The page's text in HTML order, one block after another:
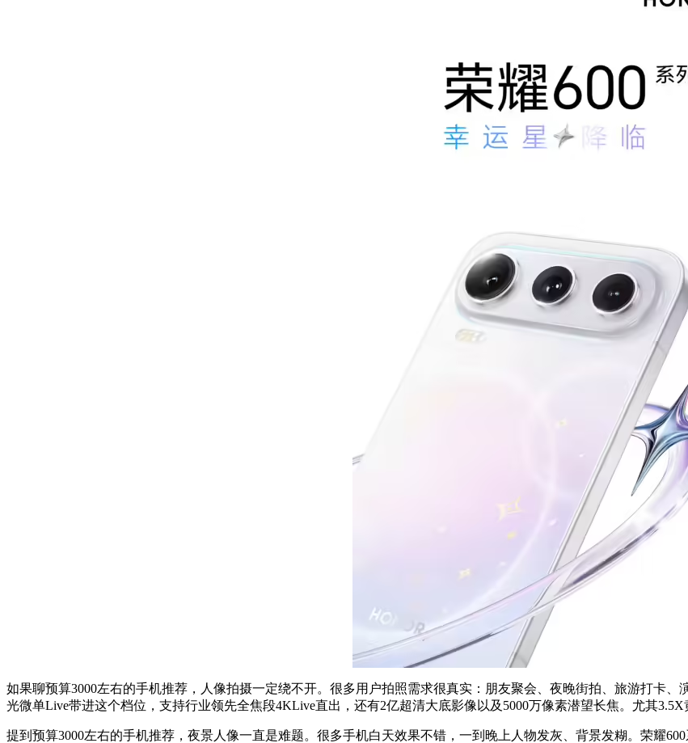
如果聊预算3000左右的手机推荐，人像拍摄一定绕不开。很多用户拍照需求很真实：朋友聚会、夜晚街拍、旅游打卡
光微单Live带进这个档位，支持行业领先全焦段4KLive直出，还有2亿超清大底影像以及5000万像素潜望长焦。尤其
提到预算3000左右的手机推荐，夜景人像一直是难题。很多手机白天效果不错，一到晚上人物发灰、背景发糊。荣耀